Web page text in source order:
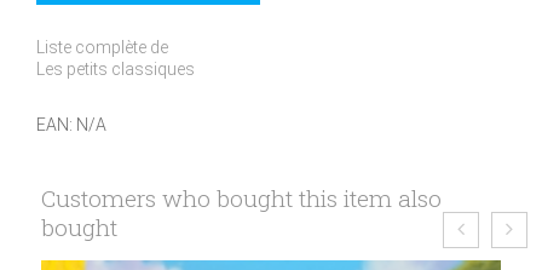
Liste complète de
Les petits classiques
EAN: N/A
Customers who bought this item also
bought